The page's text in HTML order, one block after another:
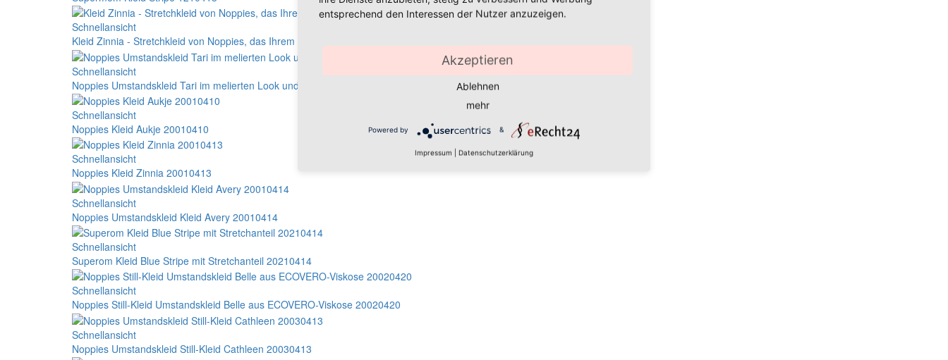
Schnellansicht
Kleid Zinnia - Stretchkleid von Noppies, das Ihrem Bauch Raum zum Wachsen gibt.
Schnellansicht
Noppies Umstandskleid Tari im melierten Look und in Midi-Länge 90725
Schnellansicht
Noppies Kleid Aukje 20010410
Schnellansicht
Noppies Kleid Zinnia 20010413
Schnellansicht
Noppies Umstandskleid Kleid Avery 20010414
Schnellansicht
Superom Kleid Blue Stripe mit Stretchanteil 20210414
Schnellansicht
Noppies Still-Kleid Umstandskleid Belle aus ECOVERO-Viskose 20020420
Schnellansicht
Noppies Umstandskleid Still-Kleid Cathleen 20030413
entsprechend den Interessen der Nutzer anzuzeigen.
Akzeptieren
Ablehnen
mehr
Powered by &
Impressum | Datenschutzerklärung